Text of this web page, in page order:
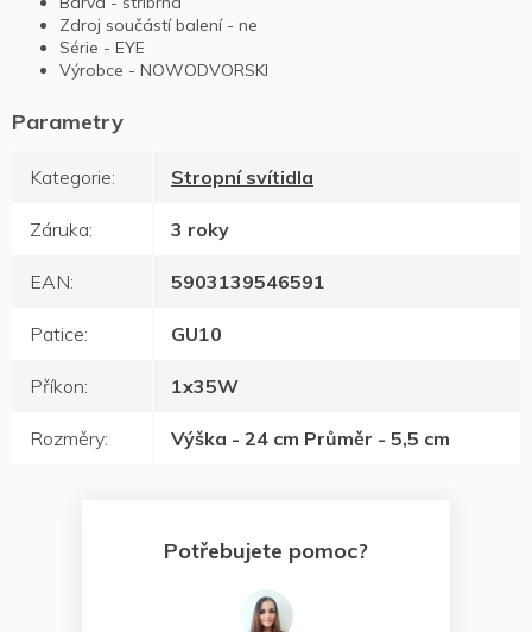
Zdroj součástí balení - ne
Série - EYE
Výrobce - NOWODVORSKI
Kategorie: Stropní svítidla
Záruka: 3 roky
EAN: 5903139546591
Patice: GU10
Příkon: 1x35W
Rozměry: Výška - 24 cm Průměr - 5,5 cm
Potřebujete pomoc?